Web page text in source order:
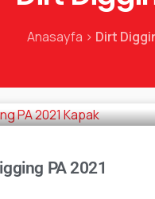
Anasayfa > Dirt
PA 2021